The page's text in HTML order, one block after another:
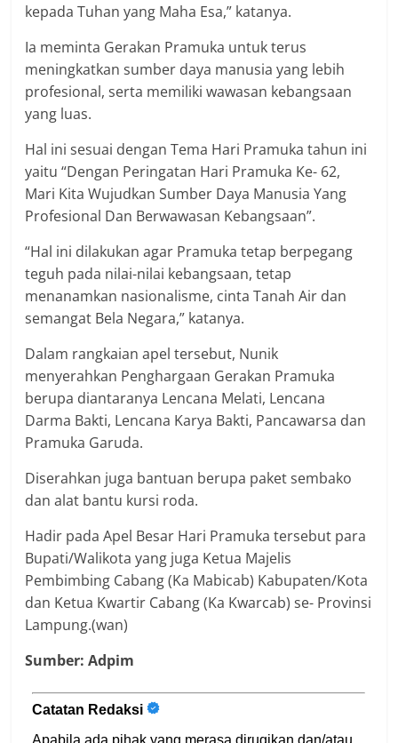
kepada Tuhan yang Maha Esa,” katanya.
Ia meminta Gerakan Pramuka untuk terus
meningkatkan sumber daya manusia yang lebih
profesional, serta memiliki wawasan kebangsaan
yang luas.
Hal ini sesuai dengan Tema Hari Pramuka tahun ini
yaitu “Dengan Peringatan Hari Pramuka Ke- 62,
Mari Kita Wujudkan Sumber Daya Manusia Yang
Profesional Dan Berwawasan Kebangsaan”.
“Hal ini dilakukan agar Pramuka tetap berpegang
teguh pada nilai-nilai kebangsaan, tetap
menanamkan nasionalisme, cinta Tanah Air dan
semangat Bela Negara,” katanya.
Dalam rangkaian apel tersebut, Nunik
menyerahkan Penghargaan Gerakan Pramuka
berupa diantaranya Lencana Melati, Lencana
Darma Bakti, Lencana Karya Bakti, Pancawarsa dan
Pramuka Garuda.
Diserahkan juga bantuan berupa paket sembako
dan alat bantu kursi roda.
Hadir pada Apel Besar Hari Pramuka tersebut para
Bupati/Walikota yang juga Ketua Majelis
Pembimbing Cabang (Ka Mabicab) Kabupaten/Kota
dan Ketua Kwartir Cabang (Ka Kwarcab) se- Provinsi
Lampung.(wan)
Sumber: Adpim